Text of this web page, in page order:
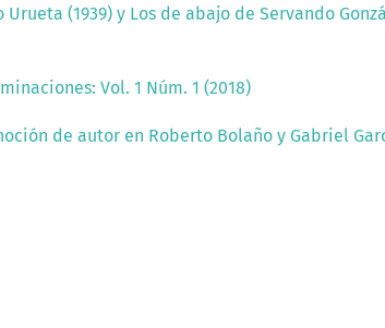
(1939) y Los de abajo de Servando
Vol. 1 Núm. 1 (2018)
de autor en Roberto Bolaño y Gabriel